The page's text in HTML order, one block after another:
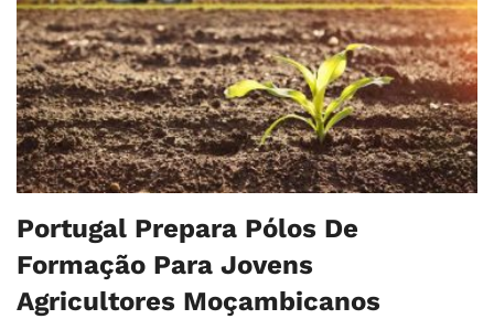
Portugal Prepara Pólos De
Formação Para Jovens
Agricultores Moçambicanos